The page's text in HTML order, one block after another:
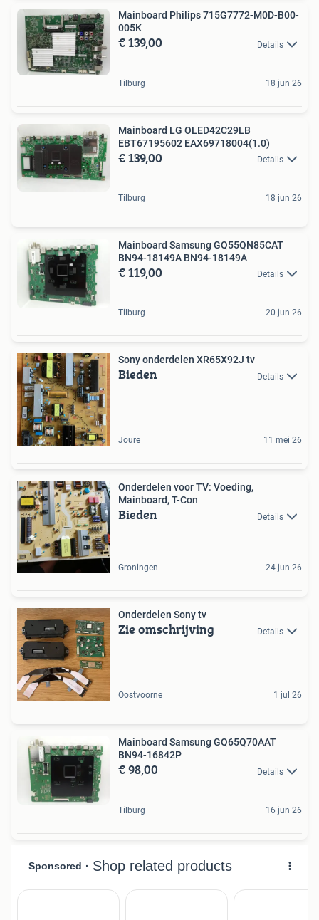
Mainboard Philips 715G7772-M0D-B00-
005K
€ 139,00 Details
Tilburg 18 jun 26
Mainboard LG OLED42C29LB
EBT67195602 EAX69718004(1.0)
€ 139,00 Details
Tilburg 18 jun 26
Mainboard Samsung GQ55QN85CAT
BN94-18149A BN94-18149A
€ 119,00 Details
Tilburg 20 jun 26
Sony onderdelen XR65X92J tv
Bieden Details
Joure 11 mei 26
Onderdelen voor TV: Voeding,
Mainboard, T-Con
Bieden Details
Groningen 24 jun 26
Onderdelen Sony tv
Zie omschrijving Details
Oostvoorne 1 jul 26
Mainboard Samsung GQ65Q70AAT
BN94-16842P
€ 98,00 Details
Tilburg 16 jun 26